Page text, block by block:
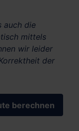
auch die
mittels
wir leider
der